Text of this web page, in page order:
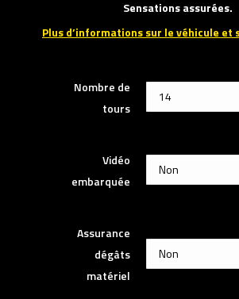
Sensations assurées.
Plus d’informations sur le véhicule et
Nombre de
tours
Vidéo
embarquée
Assurance
dégâts
matériel